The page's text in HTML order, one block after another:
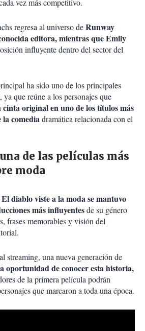
vez más competitivo.
regresa al universo deRunway
editora, mientras que Emily
influyente dentro del sector del
ha sido uno de los principales
ya que reúne a los personajes que
original en uno de los títulos más
comediadramática relacionada con el
de las películas más
moda
El diablo viste a la moda se mantuvo
más influyentesde su género
frases memorables y visión del
streaming, una nueva generación de
oportunidad de conocer esta historia,
de la primera película podrán
que marcaron a toda una época.